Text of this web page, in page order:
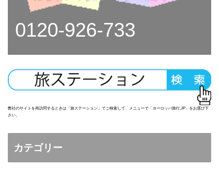
0120-926-733
弊社のサイトを再訪問するときは「旅ステーション」でご検索して、メニューで「ヨーロッパ旅行.JP」をお選び下
さい。
カテゴリー